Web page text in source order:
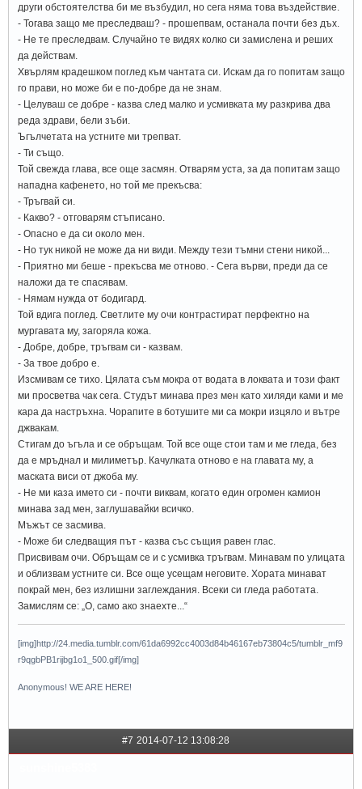
други обстоятелства би ме възбудил, но сега няма това въздействие.
- Тогава защо ме преследваш? - прошепвам, останала почти без дъх.
- Не те преследвам. Случайно те видях колко си замислена и реших
да действам.
Хвърлям крадешком поглед към чантата си. Искам да го попитам защо
го прави, но може би е по-добре да не знам.
- Целуваш се добре - казва след малко и усмивката му разкрива два
реда здрави, бели зъби.
Ъгълчетата на устните ми трепват.
- Ти също.
Той свежда глава, все още засмян. Отварям уста, за да попитам защо
нападна кафенето, но той ме прекъсва:
- Тръгвай си.
- Какво? - отговарям стъписано.
- Опасно е да си около мен.
- Но тук никой не може да ни види. Между тези тъмни стени никой...
- Приятно ми беше - прекъсва ме отново. - Сега върви, преди да се
наложи да те спасявам.
- Нямам нужда от бодигард.
Той вдига поглед. Светлите му очи контрастират перфектно на
мургавата му, загоряла кожа.
- Добре, добре, тръгвам си - казвам.
- За твое добро е.
Изсмивам се тихо. Цялата съм мокра от водата в локвата и този факт
ми просветва чак сега. Студът минава през мен като хиляди ками и ме
кара да настръхна. Чорапите в ботушите ми са мокри изцяло и вътре
джвакам.
Стигам до ъгъла и се обръщам. Той все още стои там и ме гледа, без
да е мръднал и милиметър. Качулката отново е на главата му, а
маската виси от джоба му.
- Не ми каза името си - почти виквам, когато един огромен камион
минава зад мен, заглушавайки всичко.
Мъжът се засмива.
- Може би следващия път - казва със същия равен глас.
Присвивам очи. Обръщам се и с усмивка тръгвам. Минавам по улицата
и облизвам устните си. Все още усещам неговите. Хората минават
покрай мен, без излишни заглеждания. Всеки си гледа работата.
Замислям се: „О, само ако знаехте...“
[img]http://24.media.tumblr.com/61da6992cc4003d84b46167eb73804c5/tumblr_mf9
r9qgbPB1rijbg1o1_500.gif[/img]
Anonymous! WE ARE HERE!
#7 2014-07-12 13:08:28